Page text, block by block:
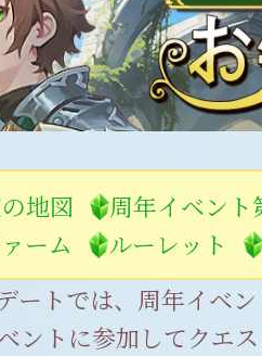
地図
周年イベント
ーム
ルーレット
ートでは、周年イベ
ントに参加してクエ